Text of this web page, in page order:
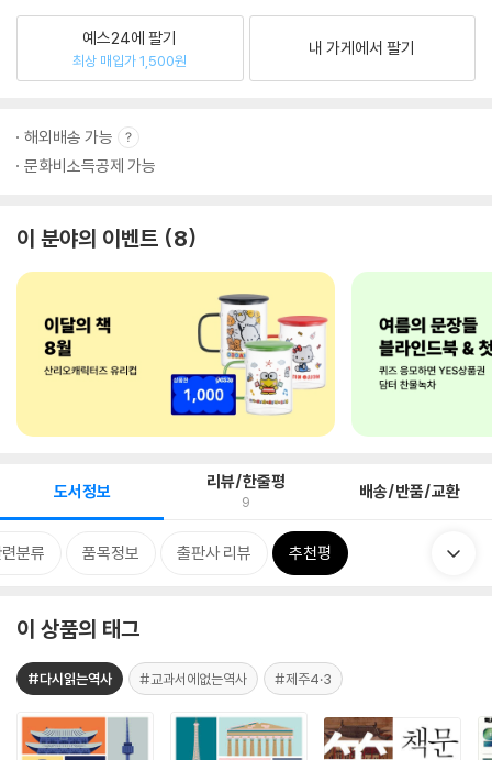
예스24에 팔기
최상 매입가 1,500원
내 가게에서 팔기
해외배송 가능
문화비소득공제 가능
이 분야의 이벤트 8
도서정보 리뷰/한줄평
9 배송/반품/교환
분류 품목정보 출판사 리뷰 추천평
이 상품의 태그
#다시읽는역사 #교과서에없는역사 #제주4·3